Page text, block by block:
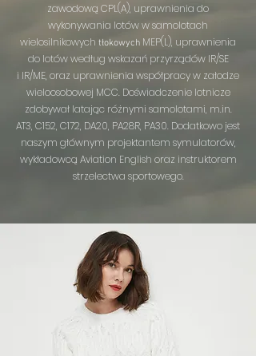
zawodową CPL(A), uprawnienia do
wykonywania lotów w samolotach
wielosilnikowych tłokowych MEP(L), uprawnienia
do lotów według wskazań przyrządów IR/SE
i IR/ME, oraz uprawnienia współpracy w załodze
wieloosobowej MCC. Doświadczenie lotnicze
zdobywał latając różnymi samolotami, m.in.
AT3, C152, C172, DA20, PA28R, PA30. Dodatkowo jest
naszym głównym projektantem symulatorów,
wykładowcą Aviation English oraz instruktorem
strzelectwa sportowego.